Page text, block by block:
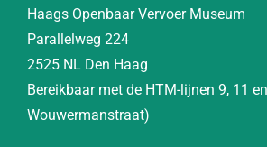
Haags Openbaar Vervoer Museum
Parallelweg 224
2525 NL Den Haag
Bereikbaar met de HTM-lijnen 9, 11
Wouwermanstraat)